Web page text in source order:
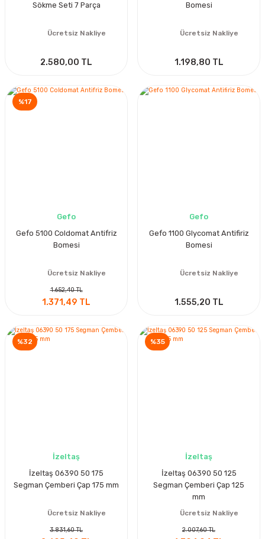
Sökme Seti 7 Parça
Ücretsiz Nakliye
2.580,00 TL
Bomesi
Ücretsiz Nakliye
1.198,80 TL
%17
Gefo
Gefo 5100 Coldomat Antifriz
Bomesi
Ücretsiz Nakliye
1.652,40 TL
1.371,49 TL
Gefo
Gefo 1100 Glycomat Antifiriz
Bomesi
Ücretsiz Nakliye
1.555,20 TL
%32
İzeltaş
İzeltaş 06390 50 175
Segman Çemberi Çap 175 mm
Ücretsiz Nakliye
3.831,60 TL
%35
İzeltaş
İzeltaş 06390 50 125
Segman Çemberi Çap 125
mm
Ücretsiz Nakliye
2.007,60 TL